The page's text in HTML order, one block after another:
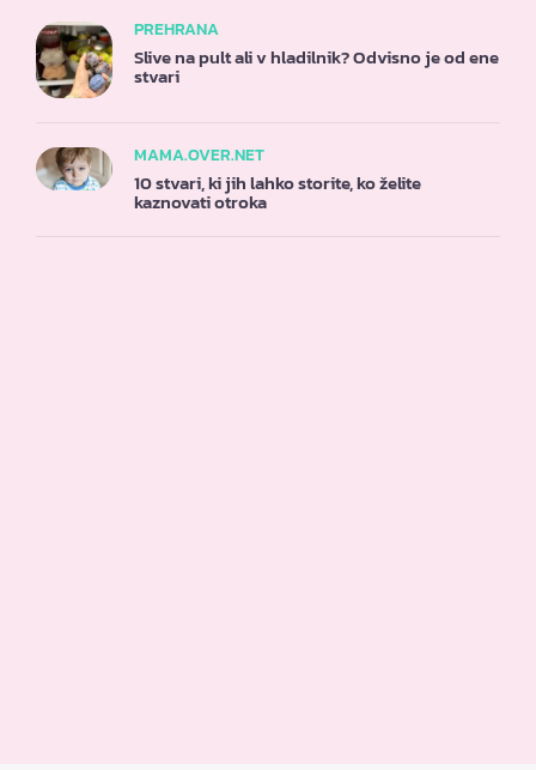
PREHRANA
Slive na pult ali v hladilnik? Odvisno je od ene
stvari
MAMA.OVER.NET
10 stvari, ki jih lahko storite, ko želite
kaznovati otroka